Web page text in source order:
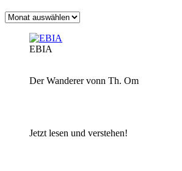
Archiv
EBIA
Der Wanderer vonn Th. Om
Jetzt lesen und verstehen!